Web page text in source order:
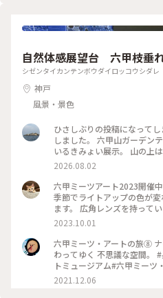
振る娘さんと奥さん…おいお
るかどうか分からへんやん。
#六甲山 #メリケンパーク #
自然体感展望台 六甲枝垂
シゼンタイカンテンボウダイロッコウシダレ
神戸
風景・景色
ひさしぶりの投稿になって
しました。 六甲山ガーデン
いるきみょい展示。 山の上
ッシュできました。下山し
た。 #六甲山
2026.08.02
六甲ミーツアート2023開催
季節でライトアップの色が
ます。 広角レンズを持っていく
は11月になるとかなり寒い(
れるのがオススメです！ #カメラ旅 #私のことりっぷ旅 #秋さ
んぽ #兵庫
2023.10.01
六甲ミーツ・アートの旅⑧ ナイトミュージアム2つ目。 色が変
わってゆく 不思議な空間。 #兵庫県#六甲山#六甲枝垂れ#ナイ
トミュージアム#六甲ミーツ
2021.12.06